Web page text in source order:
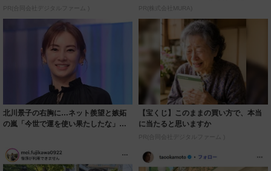
PR(合同会社デジタルファーム )
致」する方...
PR(株式会社MURA)
北川景子の右胸に…ネット羨望と嫉妬
の嵐「今世で運を使い果たしたな」
【宝くじ】このままの買い方で、本当
に当たると思いますか
PR(合同会社デジタルファーム )